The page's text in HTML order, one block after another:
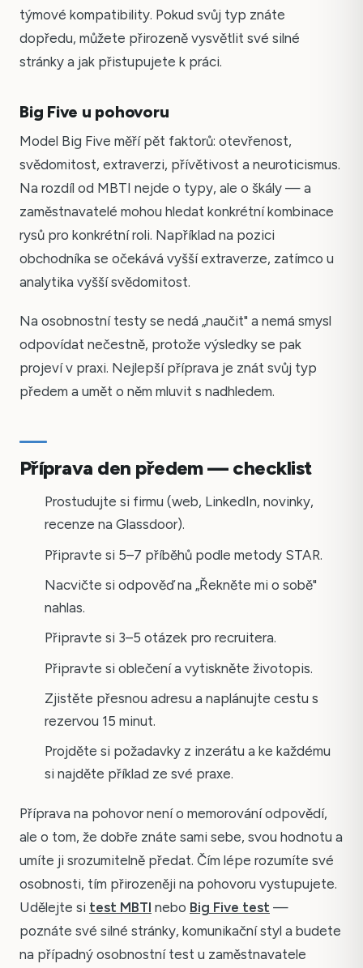
týmové kompatibility. Pokud svůj typ znáte
dopředu, můžete přirozeně vysvětlit své silné
stránky a jak přistupujete k práci.
Big Five u pohovoru
Model Big Five měří pět faktorů: otevřenost,
svědomitost, extraverzi, přívětivost a neuroticismus.
Na rozdíl od MBTI nejde o typy, ale o škály — a
zaměstnavatelé mohou hledat konkrétní kombinace
rysů pro konkrétní roli. Například na pozici
obchodníka se očekává vyšší extraverze, zatímco u
analytika vyšší svědomitost.
Na osobnostní testy se nedá „naučit" a nemá smysl
odpovídat nečestně, protože výsledky se pak
projeví v praxi. Nejlepší příprava je znát svůj typ
předem a umět o něm mluvit s nadhledem.
Příprava den předem — checklist
Prostudujte si firmu (web, LinkedIn, novinky,
recenze na Glassdoor).
Připravte si 5–7 příběhů podle metody STAR.
Nacvičte si odpověď na „Řekněte mi o sobě"
nahlas.
Připravte si 3–5 otázek pro recruitera.
Připravte si oblečení a vytiskněte životopis.
Zjistěte přesnou adresu a naplánujte cestu s
rezervou 15 minut.
Projděte si požadavky z inzerátu a ke každému
si najděte příklad ze své praxe.
Příprava na pohovor není o memorování odpovědí,
ale o tom, že dobře znáte sami sebe, svou hodnotu a
umíte ji srozumitelně předat. Čím lépe rozumíte své
osobnosti, tím přirozeněji na pohovoru vystupujete.
Udělejte si test MBTI nebo Big Five test —
poznáte své silné stránky, komunikační styl a budete
na případný osobnostní test u zaměstnavatele